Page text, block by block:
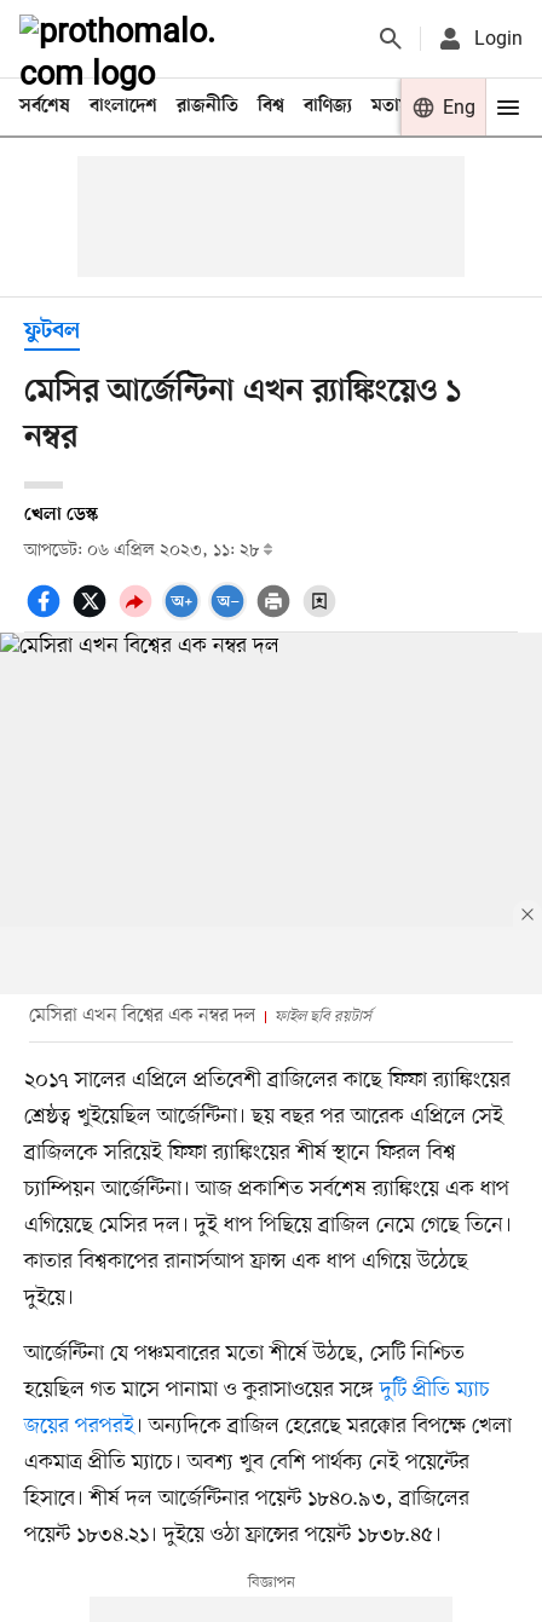
Login
সর্বশেষ বাংলাদেশ রাজনীতি বিশ্ব বাণিজ্য মতামত খেলা
Eng
ফুটবল
মেসির আর্জেন্টিনা এখন র‍্যাঙ্কিংয়েও ১
নম্বর
খেলা ডেস্ক
আপডেট: ০৬ এপ্রিল ২০২৩, ১১: ২৮
মেসিরা এখন বিশ্বের এক নম্বর দল ফাইল ছবি রয়টার্স
২০১৭ সালের এপ্রিলে প্রতিবেশী ব্রাজিলের কাছে ফিফা র‍্যাঙ্কিংয়ের
শ্রেষ্ঠত্ব খুইয়েছিল আর্জেন্টিনা। ছয় বছর পর আরেক এপ্রিলে সেই
ব্রাজিলকে সরিয়েই ফিফা র‍্যাঙ্কিংয়ের শীর্ষ স্থানে ফিরল বিশ্ব
চ্যাম্পিয়ন আর্জেন্টিনা। আজ প্রকাশিত সর্বশেষ র‍্যাঙ্কিংয়ে এক ধাপ
এগিয়েছে মেসির দল। দুই ধাপ পিছিয়ে ব্রাজিল নেমে গেছে তিনে।
কাতার বিশ্বকাপের রানার্সআপ ফ্রান্স এক ধাপ এগিয়ে উঠেছে
দুইয়ে।
আর্জেন্টিনা যে পঞ্চমবারের মতো শীর্ষে উঠছে, সেটি নিশ্চিত
হয়েছিল গত মাসে পানামা ও কুরাসাওয়ের সঙ্গেদুটি প্রীতি ম্যাচ
জয়ের পরপরই। অন্যদিকে ব্রাজিল হেরেছে মরক্কোর বিপক্ষে খেলা
একমাত্র প্রীতি ম্যাচে। অবশ্য খুব বেশি পার্থক্য নেই পয়েন্টের
হিসাবে। শীর্ষ দল আর্জেন্টিনার পয়েন্ট ১৮৪০.৯৩, ব্রাজিলের
পয়েন্ট ১৮৩৪.২১। দুইয়ে ওঠা ফ্রান্সের পয়েন্ট ১৮৩৮.৪৫।